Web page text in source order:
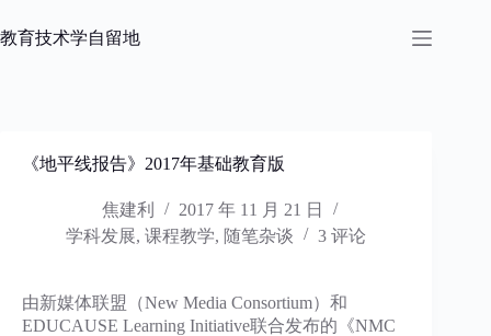
过
教育技术学自留地
《地平线报告》2017年基础教育版
焦建利
2017 年 11 月 21 日
学科发展, 课程教学, 随笔杂谈 3 评论
由新媒体联盟（New Media Consortium）和
EDUCAUSE Learning Initiative联合发布的《NMC